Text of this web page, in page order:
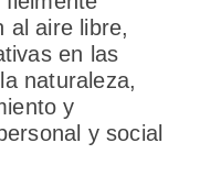
al aire libre,
en las
naturaleza,
y
y social